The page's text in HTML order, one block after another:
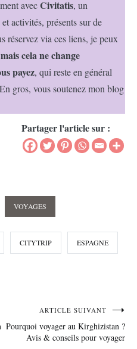
avecCivitatis, un
activités, présents sur de
réservez via ces liens, je peux
mais cela ne change
payez, qui reste en général
gros, vous soutenez mon blog
Partager l'article sur :
VOYAGES
CITYTRIP ESPAGNE
ARTICLE SUIVANT
Pourquoi voyager au Kirghizistan ?
Avis & conseils pour voyager